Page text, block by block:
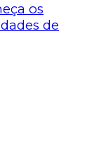
os
de